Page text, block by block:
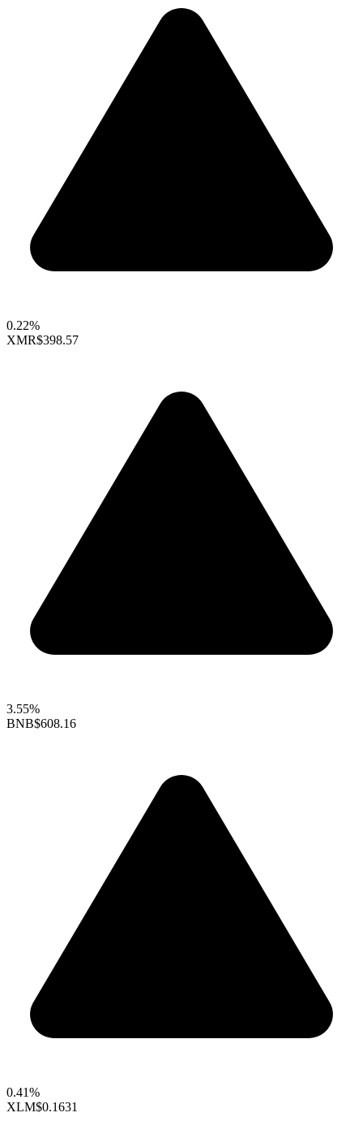
0.22%
XMR$398.57
3.55%
BNB$608.16
0.41%
XLM$0.1631